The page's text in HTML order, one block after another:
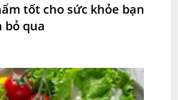
tốt cho sức khỏe bạn
bỏ qua